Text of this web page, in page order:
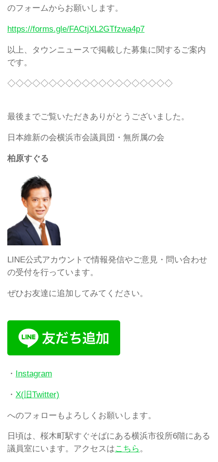
のフォームからお願いします。
https://forms.gle/FACtjXL2GTfzwa4p7
以上、タウンニュースで掲載した募集に関するご案内
です。
◇◇◇◇◇◇◇◇◇◇◇◇◇◇◇◇◇◇◇◇
最後までご覧いただきありがとうございました。
日本維新の会横浜市会議員団・無所属の会
柏原すぐる
LINE公式アカウントで情報発信やご意見・問い合わせ
の受付を行っています。
ぜひお友達に追加してみてください。
・ Instagram
・ X(旧Twitter)
へのフォローもよろしくお願いします。
日頃は、桜木町駅すぐそばにある横浜市役所6階にある
議員室にいます。アクセスはこちら。